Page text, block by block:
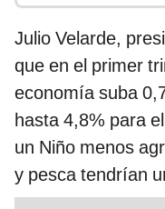
Julio Velarde,
que en el primer
economía suba
hasta 4,8% para
un Niño menos
y pesca tendrían